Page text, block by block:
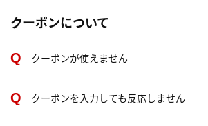
クーポンについて
クーポンが使えません
クーポンを入力しても反応しません